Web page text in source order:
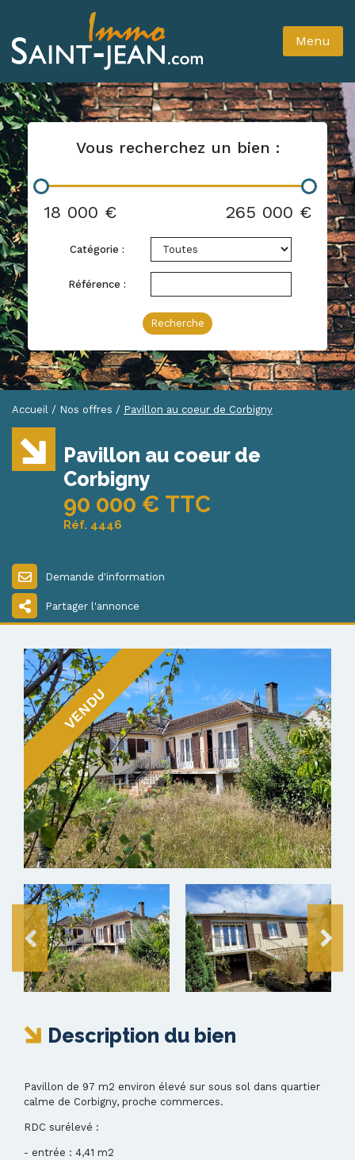
Menu
Vous recherchez un bien :
18 000 € 265 000 €
Catégorie :
Référence :
Recherche
Accueil / Nos offres / Pavillon au coeur de Corbigny
Pavillon au coeur de
Corbigny
90 000 € TTC
Réf. 4446
Demande d'information
Partager l'annonce
VENDU
Description du bien
Pavillon de 97 m2 environ élevé sur sous sol dans quartier
calme de Corbigny, proche commerces.
RDC surélevé :
- entrée : 4,41 m2